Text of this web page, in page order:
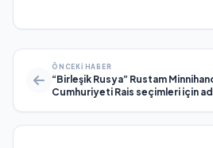
ÖNCEKI HABER
“Birleşik Rusya” Rustam
Cumhuriyeti Rais seçimleri için